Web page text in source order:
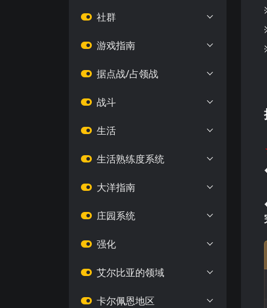
社群
游戏指南
据点战/占领战
战斗
生活
生活熟练度系统
大洋指南
庄园系统
强化
艾尔比亚的领域
卡尔佩恩地区